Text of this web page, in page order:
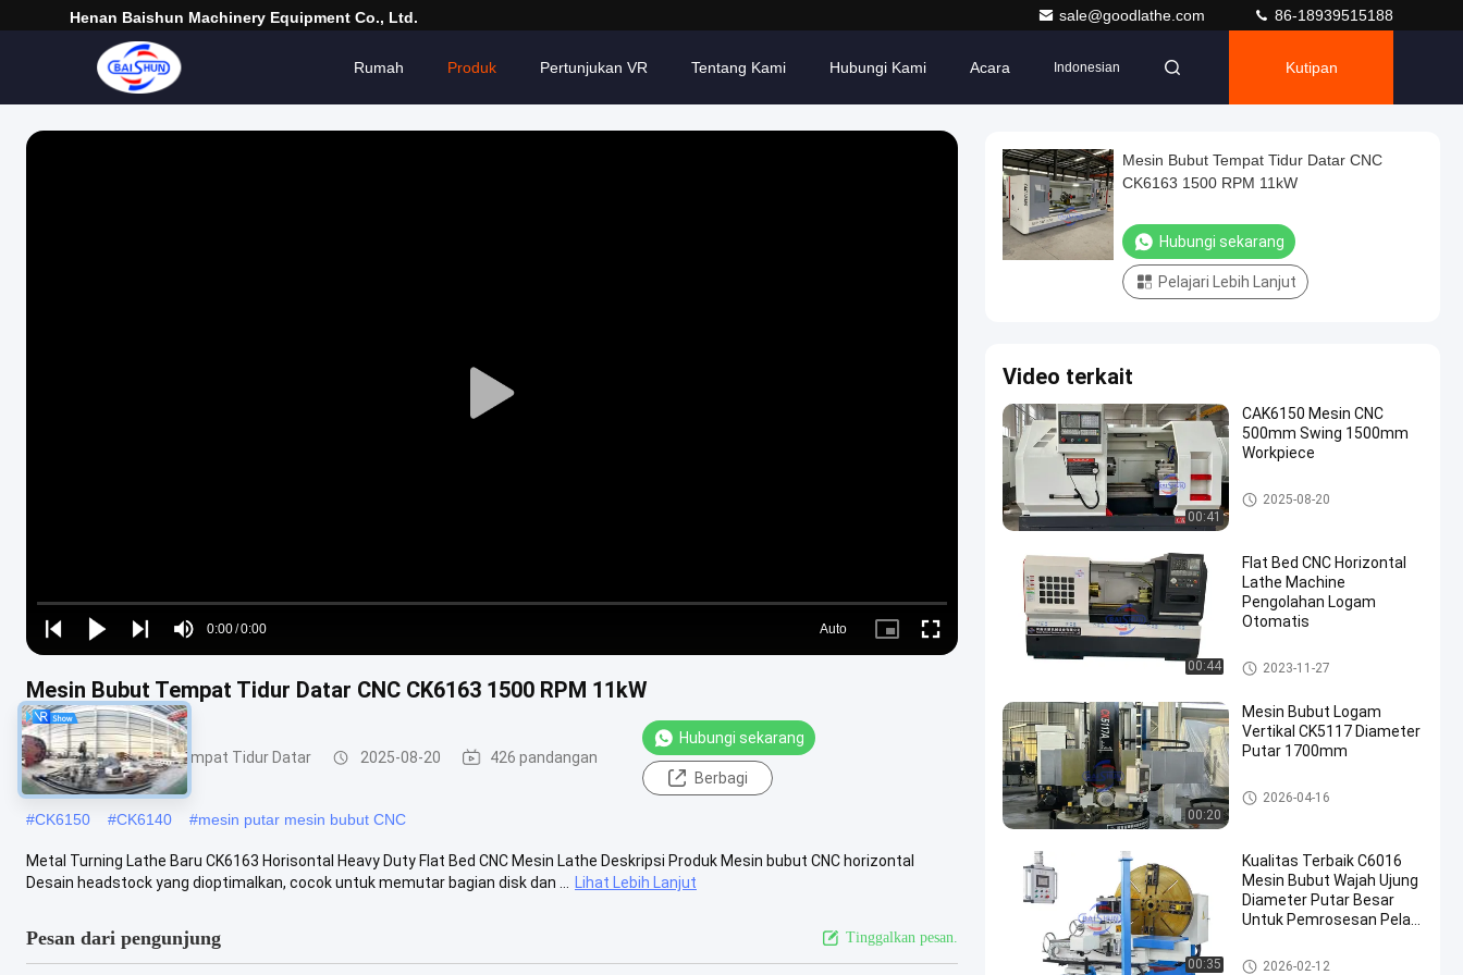
Henan Baishun Machinery Equipment Co., Ltd. sale@goodlathe.com 86-18939515188
Rumah Produk Pertunjukan VR Tentang Kami Hubungi Kami Acara Indonesian Kutipan
Play
Play
Play
Play
Mute
Time
0:00/0:00
Loaded:
0%
Auto
Picture- Fullscreen
Mesin Bubut Tempat Tidur Datar CNC CK6163 1500 RPM 11kW
Mesin Bubut CNC Tempat Tidur Datar 2025-08-20 426 pandangan
Hubungi sekarang
Berbagi
#CK6150 #CK6140 #mesin putar mesin bubut CNC
Metal Turning Lathe Baru CK6163 Horisontal Heavy Duty Flat Bed CNC Mesin Lathe Deskripsi Produk Mesin bubut CNC horizontal
Desain headstock yang dioptimalkan, cocok untuk memutar bagian disk dan ...
Lihat Lebih Lanjut
Pesan dari pengunjung Tinggalkan pesan.
Mesin Bubut Tempat Tidur Datar CNC
CK6163 1500 RPM 11kW
Hubungi sekarang
Pelajari Lebih Lanjut
Video terkait
00:41
CAK6150 Mesin CNC
500mm Swing 1500mm
Workpiece
Mesin Bubut CNC Tempat Tid
ur Datar
2025-08-20
00:44
Flat Bed CNC Horizontal
Lathe Machine
Pengolahan Logam
Otomatis
Mesin Bubut CNC Tempat Tid
ur Datar
2023-11-27
00:20
Mesin Bubut Logam
Vertikal CK5117 Diameter
Putar 1700mm
Mesin Lathe Vertikal
2026-04-16
00:35
Kualitas Terbaik C6016
Mesin Bubut Wajah Ujung
Diameter Putar Besar
Untuk Pemrosesan Pelat
Mesin Bubut Wajah
2026-02-12